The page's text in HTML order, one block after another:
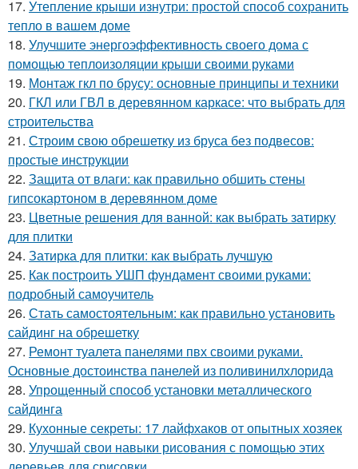
17. Утепление крыши изнутри: простой способ сохранить
тепло в вашем доме
18. Улучшите энергоэффективность своего дома с
помощью теплоизоляции крыши своими руками
19. Монтаж гкл по брусу: основные принципы и техники
20. ГКЛ или ГВЛ в деревянном каркасе: что выбрать для
строительства
21. Строим свою обрешетку из бруса без подвесов:
простые инструкции
22. Защита от влаги: как правильно обшить стены
гипсокартоном в деревянном доме
23. Цветные решения для ванной: как выбрать затирку
для плитки
24. Затирка для плитки: как выбрать лучшую
25. Как построить УШП фундамент своими руками:
подробный самоучитель
26. Стать самостоятельным: как правильно установить
сайдинг на обрешетку
27. Ремонт туалета панелями пвх своими руками.
Основные достоинства панелей из поливинилхлорида
28. Упрощенный способ установки металлического
сайдинга
29. Кухонные секреты: 17 лайфхаков от опытных хозяек
30. Улучшай свои навыки рисования с помощью этих